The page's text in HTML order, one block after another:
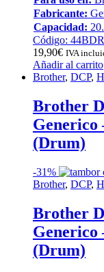
Fabricante:
Capacidad:
Código:
19,90€ IVA
Añadir al carrito
Brother, DCP,
Brother
Generico
(Drum)
-31%
Brother, DCP,
Brother
Generico
(Drum)